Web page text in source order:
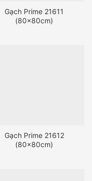
Gạch Prime 21611
(80x80cm)
Gạch Prime 21612
(80x80cm)